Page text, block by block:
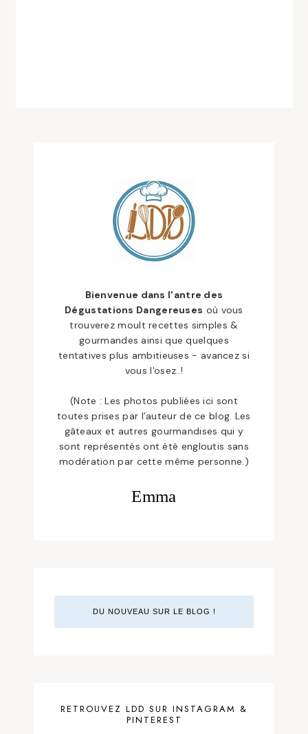
Bienvenue dans l'antre des
Dégustations Dangereuses où vous
trouverez moult recettes simples &
gourmandes ainsi que quelques
tentatives plus ambitieuses - avancez si
vous l'osez..!
(Note : Les photos publiées ici sont
toutes prises par l’auteur de ce blog. Les
gâteaux et autres gourmandises qui y
sont représentés ont été engloutis sans
modération par cette même personne.)
Emma
DU NOUVEAU SUR LE BLOG !
RETROUVEZ LDD SUR INSTAGRAM &
PINTEREST